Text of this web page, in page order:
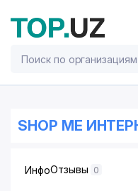
SHOP ME
ИнфоОтзывы 0